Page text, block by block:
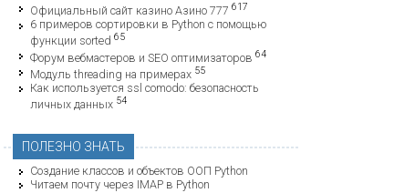
Официальный сайт казино Азино 777 617
6 примеров сортировки в Python с помощью
функции sorted 65
Форум вебмастеров и SEO оптимизаторов 64
Модуль threading на примерах 55
Как используется ssl comodo: безопасность
личных данных 54
ПОЛЕЗНО ЗНАТЬ
Создание классов и объектов ООП Python
Читаем почту через IMAP в Python